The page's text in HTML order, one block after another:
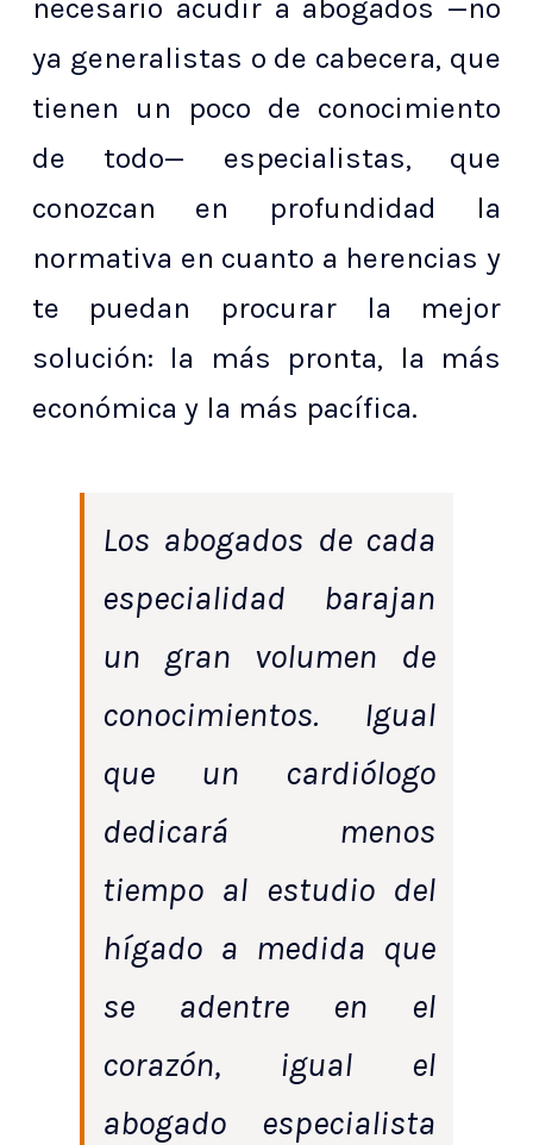
necesario acudir a abogados —no
ya generalistas o de cabecera, que
tienen un poco de conocimiento
de todo— especialistas, que
conozcan en profundidad la
normativa en cuanto a herencias y
te puedan procurar la mejor
solución: la más pronta, la más
económica y la más pacífica.
Los abogados de cada
especialidad barajan
un gran volumen de
conocimientos. Igual
que un cardiólogo
dedicará menos
tiempo al estudio del
hígado a medida que
se adentre en el
corazón, igual el
abogado especialista